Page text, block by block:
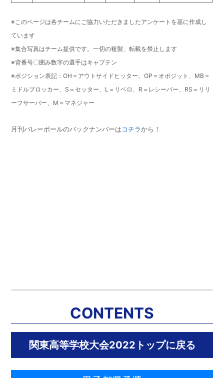
※このページは各チームにご協力いただきましたアンケートを基に作成し
ています
※集合写真はチーム提供です。一切の複製、転載を禁止します
※背番号〇囲み数字の選手はキャプテン
※ポジション表記：OH＝アウトサイドヒッター、OP＝オポジット、MB＝
ミドルブロッカー、S＝セッター、L＝リベロ、R＝レシーバー、RS＝リリ
ーフサーバー、M＝マネジャー
月刊バレーボールのバックナンバーはコチラから！
CONTENTS
関東高等学校大会2022トップに戻る